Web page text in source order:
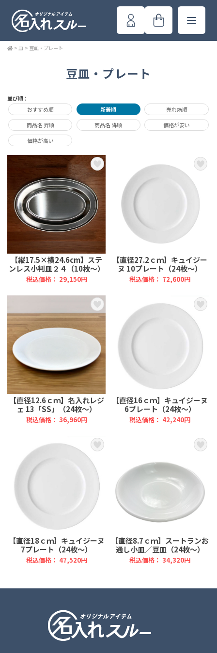
> 皿 > 豆皿・プレート
豆皿・プレート
並び順：
おすすめ順
新着順 売れ筋順
商品名 昇順 商品名 降順 価格が安い
価格が高い
【縦17.5×横24.6cm】ステ
ンレス小判皿２４（10枚～）
税込価格： 29,150円
【直径27.2ｃｍ】キュイジー
ヌ 10プレート（24枚～）
税込価格： 72,600円
【直径12.6ｃｍ】名入れレジ
ェ 13「SS」（24枚～）
税込価格： 36,960円
【直径16ｃｍ】キュイジーヌ
6プレート（24枚～）
税込価格： 42,240円
【直径18ｃｍ】キュイジーヌ
7プレート（24枚～）
税込価格： 47,520円
【直径8.7ｃｍ】スートランお
通し小皿／豆皿（24枚～）
税込価格： 34,320円